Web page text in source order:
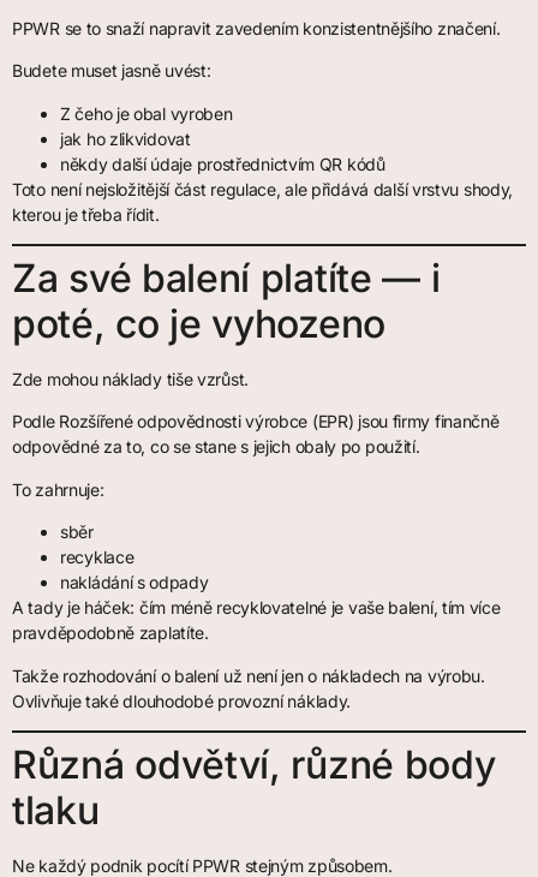
PPWR se to snaží napravit zavedením konzistentnějšího značení.
Budete muset jasně uvést:
Z čeho je obal vyroben
jak ho zlikvidovat
někdy další údaje prostřednictvím QR kódů
Toto není nejsložitější část regulace, ale přidává další vrstvu shody,
kterou je třeba řídit.
Za své balení platíte — i
poté, co je vyhozeno
Zde mohou náklady tiše vzrůst.
Podle Rozšířené odpovědnosti výrobce (EPR) jsou firmy finančně
odpovědné za to, co se stane s jejich obaly po použití.
To zahrnuje:
sběr
recyklace
nakládání s odpady
A tady je háček: čím méně recyklovatelné je vaše balení, tím více
pravděpodobně zaplatíte.
Takže rozhodování o balení už není jen o nákladech na výrobu.
Ovlivňuje také dlouhodobé provozní náklady.
Různá odvětví, různé body
tlaku
Ne každý podnik pocítí PPWR stejným způsobem.